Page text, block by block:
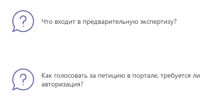
Что входит в предварительную экспертизу?
Как голосовать за петицию в портале, требуется ли
авторизация?